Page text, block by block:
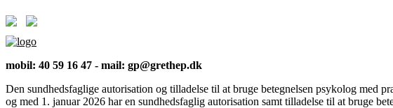
mobil: 40 59 16 47 - mail: gp@grethep.dk
Den sundhedsfaglige autorisation og tilladelse til at bruge betegnelsen psykolog med
og med 1. januar 2026 har en sundhedsfaglig autorisation samt tilladelse til at bruge